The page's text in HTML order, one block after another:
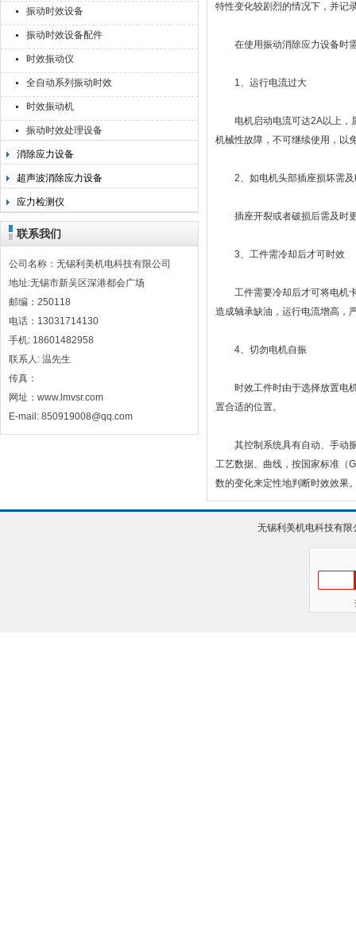
振动时效设备
振动时效设备配件
时效振动仪
全自动系列振动时效
时效振动机
振动时效处理设备
消除应力设备
超声波消除应力设备
应力检测仪
联系我们
公司名称：无锡利美机电科技有限公司
地址:无锡市新吴区深港都会广场
邮编：250118
电话：13031714130
手机: 18601482958
联系人: 温先生
传真：
网址：www.lmvsr.com
E-mail: 850919008@qq.com
特性变化较剧烈的情况下，并记
在使用振动消除应力设备时
1、运行电流过大
电机启动电流可达2A以上，属
机械性故障，不可继续使用，以
2、如电机头部插座损坏需及
插座开裂或者破损后需及时更
3、工件需冷却后才可时效
工件需要冷却后才可将电机卡
造成轴承缺油，运行电流增高，
4、切勿电机自振
时效工件时由于选择放置电机
置合适的位置。
其控制系统具有自动、手动振
工艺数据、曲线，按国家标准（
数的变化来定性地判断时效效果
无锡利美机电科技有